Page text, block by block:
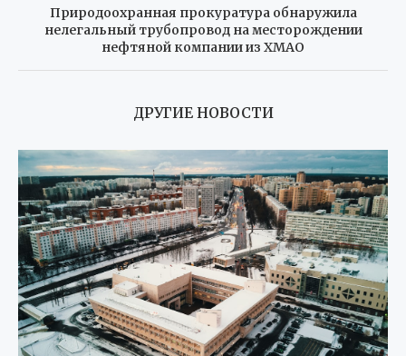
Природоохранная прокуратура обнаружила
нелегальный трубопровод на месторождении
нефтяной компании из ХМАО
ДРУГИЕ НОВОСТИ